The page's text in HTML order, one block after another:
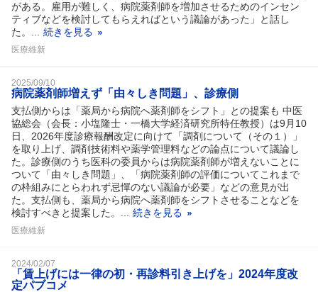
がある。雇用が難しく、病院薬剤師を増加させるためのインセン
ティブなどを検討してもらえればという議論があった」と話し
た。...
続きを見る
医療維新
2025/09/10
病院薬剤師増えず「由々しき問題」、診療側
支払側からは「薬局から病院へ薬剤師をシフト」との提案も 中医
協総会（会長：小塩隆士・一橋大学経済研究所特任教授）は9月10
日、2026年度診療報酬改定に向けて「調剤について（その１）」
を取り上げ、調剤技術料や薬学管理料などの論点について議論し
た。診療側のうち医科の委員からは病院薬剤師が増えないことに
ついて「由々しき問題」、「病院薬剤師の評価についてこれまで
の枠組みにとらわれず忌憚のない議論が必要」などの意見が出
た。支払側も、薬局から病院へ薬剤師をシフトさせることなどを
検討すべきと提案した。...
続きを見る
医療維新
2024/02/07
「賃上げには一律の初・再診料引き上げを」2024年度改
定パブコメ